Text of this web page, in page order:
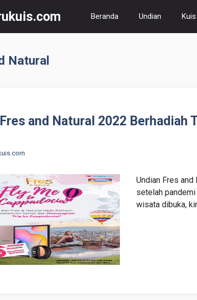
Beranda Undian Kuis
Natural
and Natural 2022 Berhadiah
Undian Fres
setelah
wisata dibuka,